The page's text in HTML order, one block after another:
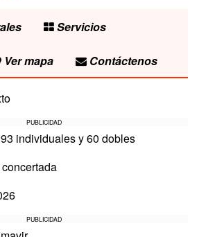
Servicios
Ver mapa Contáctenos
PUBLICIDAD
93 individuales y 60 dobles
PUBLICIDAD